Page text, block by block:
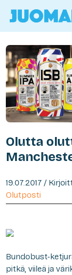
Olutta
19.07.2017 /
Olutposti
Bundobust-
pitkä, viileä ja